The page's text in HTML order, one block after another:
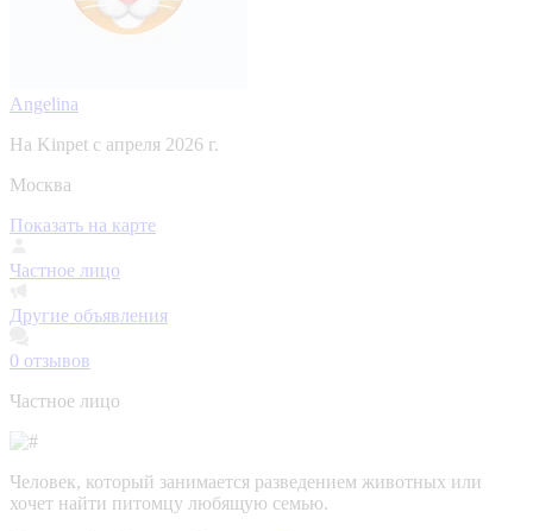
Angelina
На Kinpet c апреля 2026 г.
Москва
Показать на карте
Частное лицо
Другие объявления
0 отзывов
Частное лицо
Человек, который занимается разведением животных или
хочет найти питомцу любящую семью.